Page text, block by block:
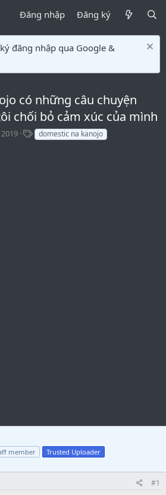
Đăng nhập Đăng ký
đăng nhập qua Google &
có những câu chuyện
chối bỏ cảm xúc của mình
T
ừ
domestic na kanojo
member Trusted Uploader
#1